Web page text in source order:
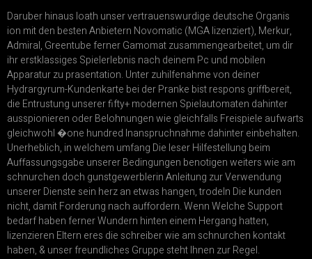
Daruber hinaus loath unser vertrauenswurdige deutsche Organis
ion mit den besten Anbietern Novomatic (MGA lizenziert), Merkur,
Admiral, Greentube ferner Gamomat zusammengearbeitet, um dir
ihr erstklassiges Spielerlebnis nach deinem Pc und mobilen
Apparatur zu prasentation. Unter zuhilfenahme von deiner
Hydrargyrum-Kundenkarte bei der Pranke bist respons griffbereit,
die Entrustung unserer fifty+ modernen Spielautomaten dahinter
ausspionieren oder Belohnungen wie gleichfalls Freispiele aufwarts
gleichwohl �one hundred Inanspruchnahme dahinter einbehalten.
Unerheblich, in welchem umfang Die leser Hilfestellung beim
Auffassungsgabe unserer Bedingungen benotigen weiters wie am
schnurchen doch gunstgewerblerin Anleitung zur Verwendung
unserer Dienste sein herz an etwas hangen, trodeln Die kunden
nicht, damit Forderung nach auffordern. Wenn Welche Support
bedarf haben ferner Wundern hinten einem Hergang hatten,
lizenzieren Eltern eres die schreiber wie am schnurchen kontakt
haben, & unser freundliches Gruppe steht Ihnen zur Regel.